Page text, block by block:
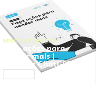
NEGÓCIOS, VENDAS
Faça ações para
vender mais |
Prompts ChatGPT